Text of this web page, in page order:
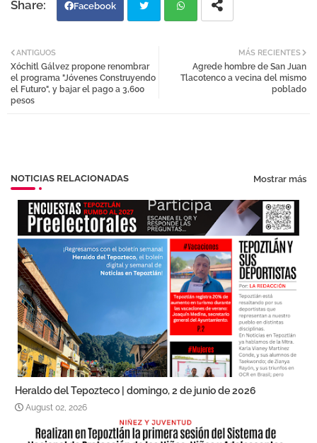
Facebook
tter
MÁS RECIENTES
Agrede hombre de San Juan
Tlacotenco a vecina del mismo
poblado
ANTIGUOS
Xóchitl Gálvez propone renombrar
el programa "Jóvenes Construyendo
el Futuro", y bajar el pago a 3,600
pesos
NOTICIAS RELACIONADAS Mostrar más
Heraldo del Tepozteco | domingo, 2 de junio de 2026
August 02, 2026